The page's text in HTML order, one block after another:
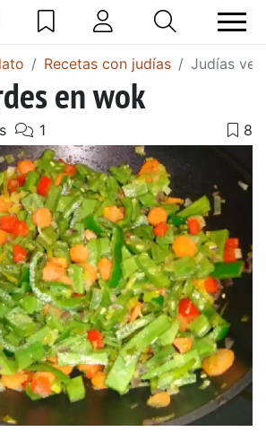
Recetas con judías Judías
en wok